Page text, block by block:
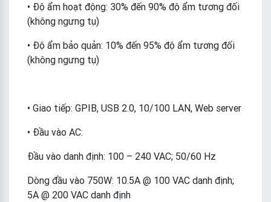
• Độ ẩm hoạt động: 30% đến 90% độ ẩm tương đối
(không ngưng tụ)
• Độ ẩm bảo quản: 10% đến 95% độ ẩm tương đối
(không ngưng tụ)
• Giao tiếp: GPIB, USB 2.0, 10/100 LAN, Web server
• Đầu vào AC:
Đầu vào danh định: 100 – 240 VAC; 50/60 Hz
Dòng đầu vào 750W: 10.5A @ 100 VAC danh định;
5A @ 200 VAC danh định